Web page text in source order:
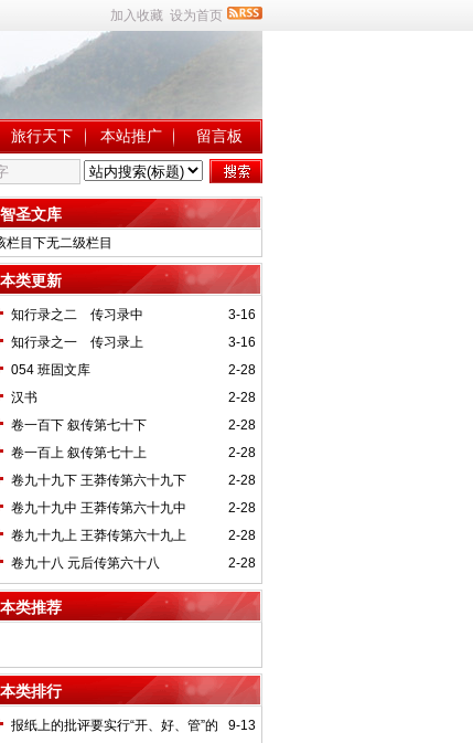
加入收藏 设为首页
旅行天下 本站推广 留言板
智圣文库
栏目下无二级栏目
本类更新
3-16
知行录之二 传习录中
3-16
知行录之一 传习录上
2-28
054 班固文库
2-28
汉书
2-28
卷一百下 叙传第七十下
2-28
卷一百上 叙传第七十上
2-28
卷九十九下 王莽传第六十九下
2-28
卷九十九中 王莽传第六十九中
2-28
卷九十九上 王莽传第六十九上
2-28
卷九十八 元后传第六十八
本类推荐
本类排行
9-13
报纸上的批评要实行“开、好、管”的